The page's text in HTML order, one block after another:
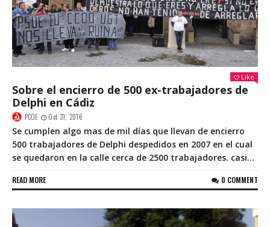
Like
Sobre el encierro de 500 ex-trabajadores de
Delphi en Cádiz
PCOE Oct 31, 2016
Se cumplen algo mas de mil días que llevan de encierro
500 trabajadores de Delphi despedidos en 2007 en el cual
se quedaron en la calle cerca de 2500 trabajadores. casi...
READ MORE 0 COMMENT